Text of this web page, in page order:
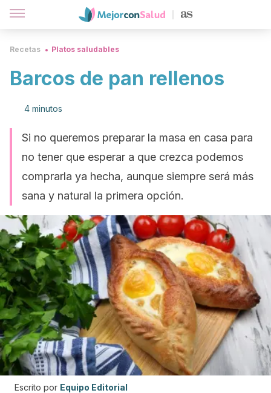
Recetas Platos saludables
Barcos de pan rellenos
4 minutos
Si no queremos preparar la masa en casa para
no tener que esperar a que crezca podemos
comprarla ya hecha, aunque siempre será más
sana y natural la primera opción.
Escrito por Equipo Editorial